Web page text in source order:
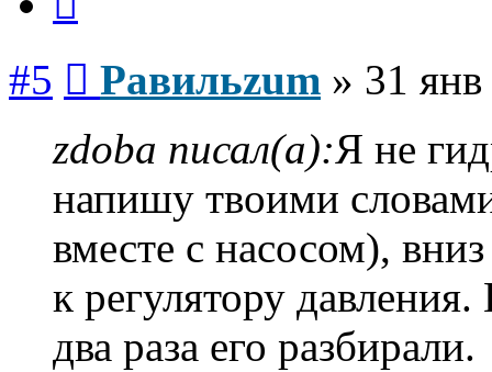
#5 Равильzum » 31
zdoba писал(а):Я не
напишу твоими
вместе с насосом),
к регулятору
два раза его разбирали.